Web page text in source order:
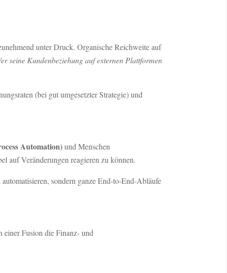
unter Druck. Organische Reichweite auf
seine Kundenbeziehung auf externen Plattformen
(bei gut umgesetzter Strategie) und
Automation)und Menschen
auf Veränderungen reagieren zu können.
sondern ganze End-to-End-Abläufe
Fusion die Finanz- und